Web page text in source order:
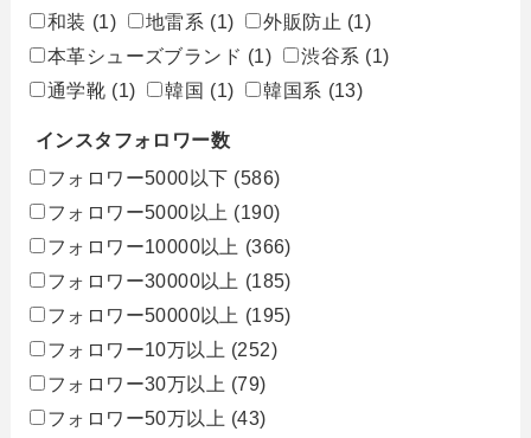
和装 (1) 地雷系 (1) 外販防止 (1)
本革シューズブランド (1) 渋谷系 (1)
通学靴 (1) 韓国 (1) 韓国系 (13)
インスタフォロワー数
フォロワー5000以下 (586)
フォロワー5000以上 (190)
フォロワー10000以上 (366)
フォロワー30000以上 (185)
フォロワー50000以上 (195)
フォロワー10万以上 (252)
フォロワー30万以上 (79)
フォロワー50万以上 (43)